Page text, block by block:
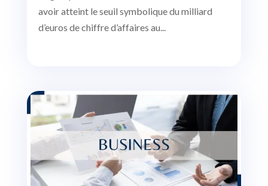
avoir atteint le seuil symbolique du milliard
d’euros de chiffre d’affaires au...